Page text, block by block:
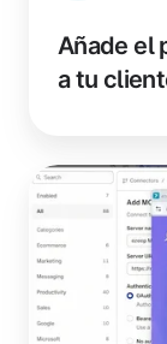
Añade el
a tu